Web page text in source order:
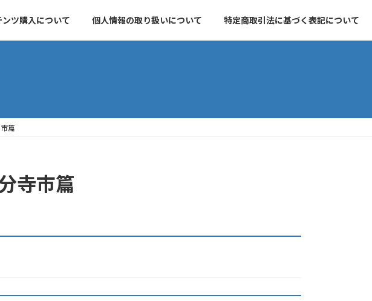
ツ購入について 個人情報の取り扱いについて 特定商取引法に基づく表記について
篇
寺市篇